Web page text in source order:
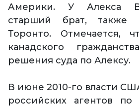
Америки. У Алекса
старший брат, также
Торонто. Отмечается,
канадского
решения суда по Алексу.
В июне 2010-го власти
российских агентов